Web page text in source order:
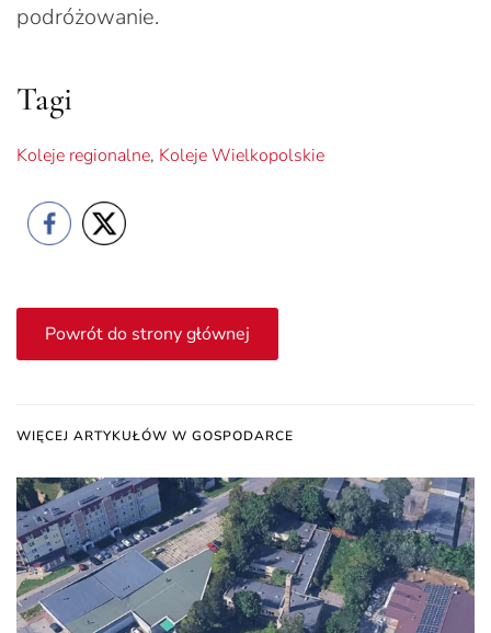
podróżowanie.
Tagi
Koleje regionalne, Koleje Wielkopolskie
Powrót do strony głównej
WIĘCEJ ARTYKUŁÓW W GOSPODARCE